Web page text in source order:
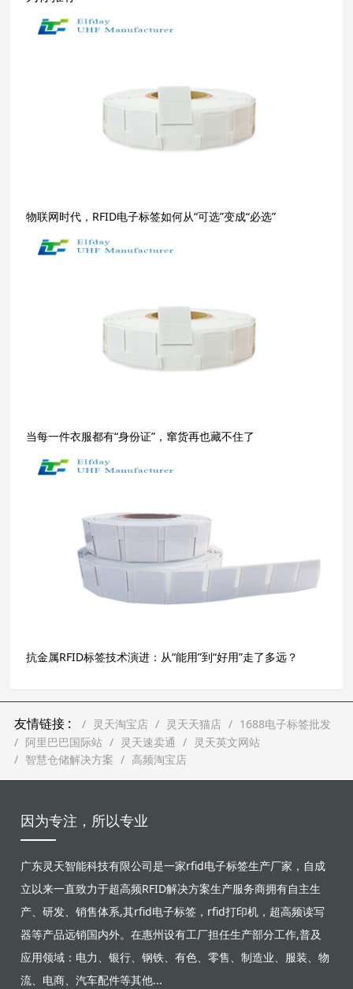
物联网时代，RFID电子标签如何从“可选”变成“必选”
当每一件衣服都有“身份证”，窜货再也藏不住了
抗金属RFID标签技术演进：从“能用”到“好用”走了多远？
友情链接 : 灵天淘宝店 灵天天猫店
1688电子标签批发
阿里巴巴国际站
灵天速卖通
灵天英文网站
智慧仓储解决方案
高频淘宝店
因为专注，所以专业
广东灵天智能科技有限公司是一家rfid电子标签生产厂家，自成
立以来一直致力于超高频RFID解决方案生产服务商拥有自主生
产、研发、销售体系,其rfid电子标签，rfid打印机，超高频读写
器等产品远销国内外。在惠州设有工厂担任生产部分工作,普及
应用领域：电力、银行、钢铁、有色、零售、制造业、服装、物
流、电商、汽车配件等其他...